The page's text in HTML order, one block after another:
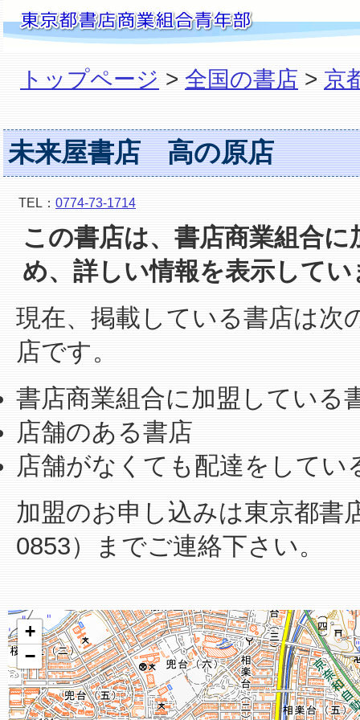
トップページ > 全国の書店 > 京
未来屋書店 高の原店
TEL： 0774-73-1714
この書店は、書店商業組合
め、詳しい情報を表示して
現在、掲載している書店は次
店です。
書店商業組合に加盟している
店舗のある書店
店舗がなくても配達をしてい
加盟のお申し込みは東京都書
0853）までご連絡下さい。
+
−